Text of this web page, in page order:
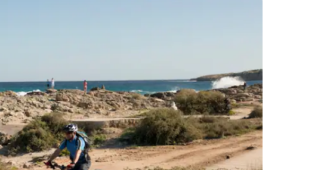
oben und unten oder erkunde die Ergebnisse durch Berühren oder Wischgesten.